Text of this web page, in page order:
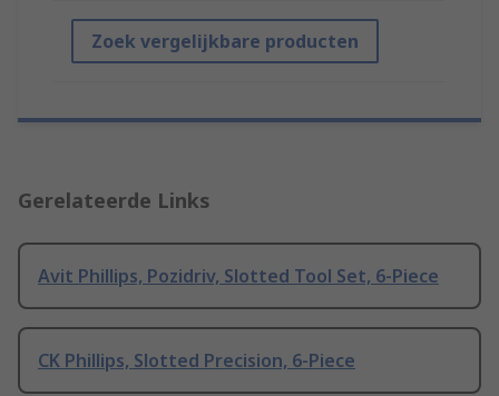
Zoek vergelijkbare producten
Gerelateerde Links
Avit Phillips, Pozidriv, Slotted Tool Set, 6-Piece
CK Phillips, Slotted Precision, 6-Piece